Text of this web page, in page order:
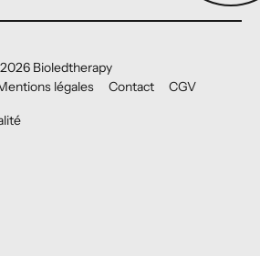
2026 Bioledtherapy
légales Contact CGV